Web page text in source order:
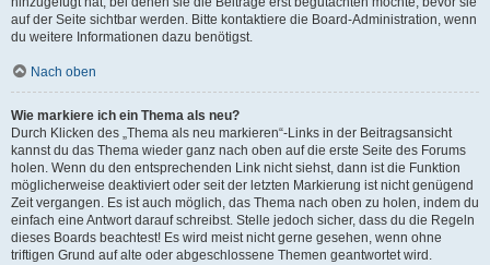
auf der Seite sichtbar werden. Bitte kontaktiere die Board-Administration, wenn
du weitere Informationen dazu benötigst.
Nach oben
Wie markiere ich ein Thema als neu?
Durch Klicken des „Thema als neu markieren“-Links in der Beitragsansicht
kannst du das Thema wieder ganz nach oben auf die erste Seite des Forums
holen. Wenn du den entsprechenden Link nicht siehst, dann ist die Funktion
möglicherweise deaktiviert oder seit der letzten Markierung ist nicht genügend
Zeit vergangen. Es ist auch möglich, das Thema nach oben zu holen, indem du
einfach eine Antwort darauf schreibst. Stelle jedoch sicher, dass du die Regeln
dieses Boards beachtest! Es wird meist nicht gerne gesehen, wenn ohne
triftigen Grund auf alte oder abgeschlossene Themen geantwortet wird.